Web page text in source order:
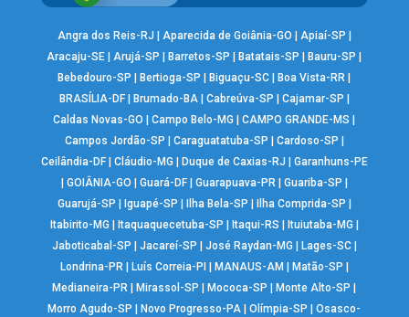
Angra dos Reis-RJ Aparecida de Goiânia-GO Apiaí-SP
Aracaju-SE |Arujá-SP Barretos-SP Batatais-SP Bauru-SP
Bebedouro-SP
Bertioga-SP Biguaçu-SC Boa Vista-RR
BRASÍLIA-DF| Brumado-BA| Cabreúva-SP Cajamar-SP
Caldas Novas-GO
|Campo Belo-MG |CAMPO GRANDE-MS
Campos Jordão-SP
Caraguatatuba-SP Cardoso-SP
Ceilândia-DF| Cláudio-MG Duque de Caxias-RJ
Garanhuns-PE
GOIÂNIA-GO Guará-DF| Guarapuava-PR| Guariba-SP
Guarujá-SP
Iguapé-SP Ilha Bela-SP Ilha Comprida-SP
Itabirito-MG
Itaquaquecetuba-SP Itaqui-RS Ituiutaba-MG
Jaboticabal-SP
Jacareí-SP José Raydan-MG Lages-SC|
Londrina-PR| Luís Correia-PI MANAUS-AM Matão-SP
Medianeira-PR
Mirassol-SP Mococa-SP Monte Alto-SP
Morro Agudo-SP
Novo Progresso-PA |Olímpia-SP |Osasco-